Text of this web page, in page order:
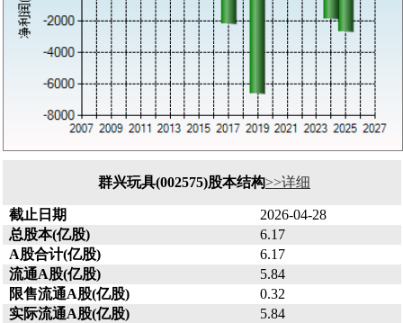
群兴玩具(002575)股本结构>>详细
截止日期
2026-04-28
总股本(亿股)
6.17
A股合计(亿股)
6.17
流通A股(亿股)
5.84
限售流通A股(亿股)
0.32
实际流通A股(亿股)
5.84